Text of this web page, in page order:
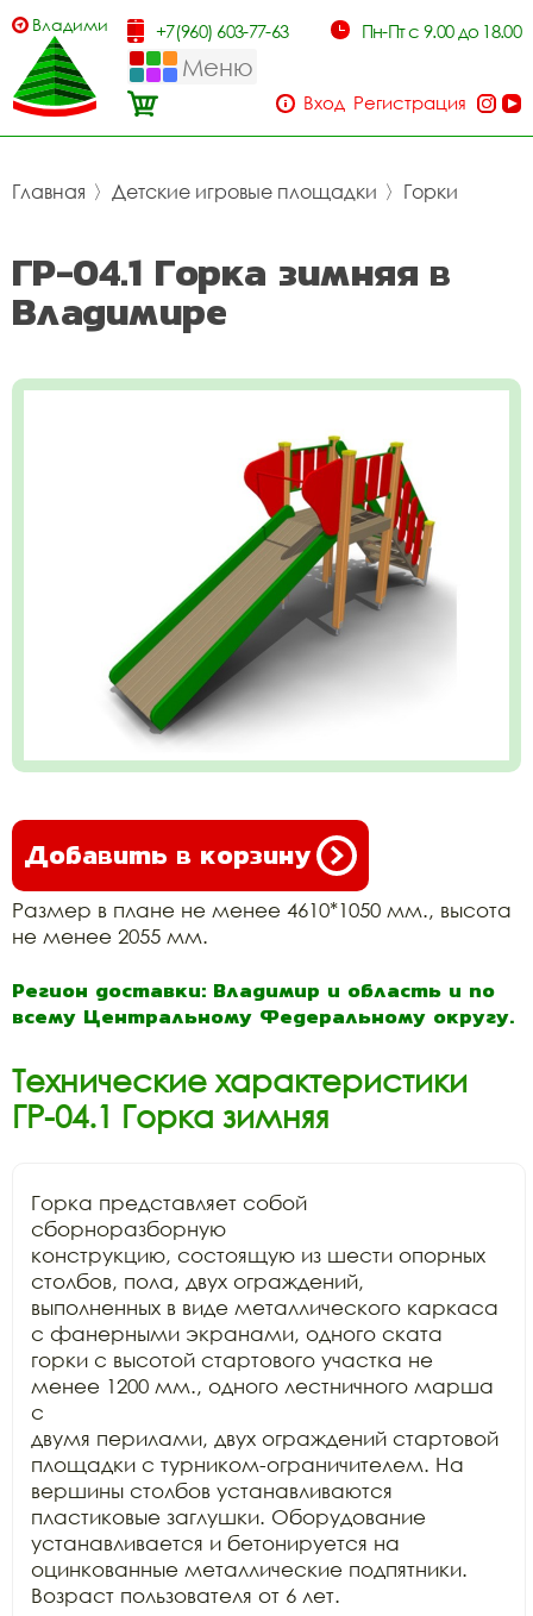
Владимир +7(960) 603-77-63 Пн-Пт с 9.00 до 18.00
Меню
Вход Регистрация
Главная 〉 Детские игровые площадки 〉 Горки
ГР-04.1 Горка зимняя в
Владимире
Добавить в корзину
Размер в плане не менее 4610*1050 мм., высота
не менее 2055 мм.
Регион доставки: Владимир и область и по
всему Центральному Федеральному округу.
Технические характеристики
ГР-04.1 Горка зимняя
Горка представляет собой
сборноразборную
конструкцию, состоящую из шести опорных
столбов, пола, двух ограждений,
выполненных в виде металлического каркаса
с фанерными экранами, одного ската
горки с высотой стартового участка не
менее 1200 мм., одного лестничного марша
с
двумя перилами, двух ограждений стартовой
площадки с турником-ограничителем. На
вершины столбов устанавливаются
пластиковые заглушки. Оборудование
устанавливается и бетонируется на
оцинкованные металлические подпятники.
Возраст пользователя от 6 лет.